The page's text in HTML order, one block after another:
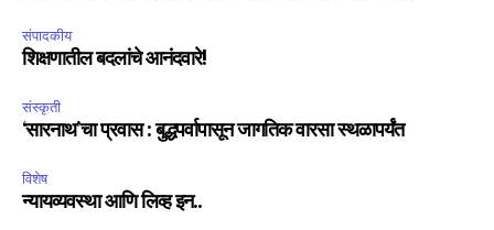
संपादकीय
शिक्षणातील बदलांचे आनंदवारे!
संस्कृती
‘सारनाथ’चा प्रवास : बुद्धपर्वापासून जागतिक वारसा स्थळापर्यंत
विशेष
न्यायव्यवस्था आणि लिव्ह इन..